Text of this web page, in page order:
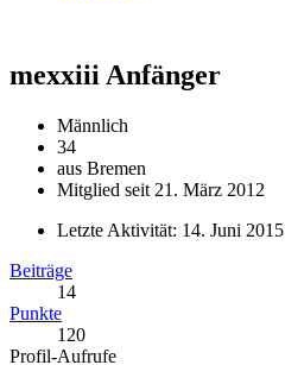
mexxiii Anfänger
Männlich
34
aus Bremen
Mitglied seit 21. März 2012
Letzte Aktivität: 14. Juni 2015
Beiträge
14
Punkte
120
Profil-Aufrufe